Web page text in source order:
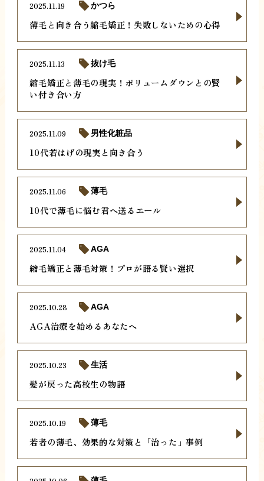
薄毛と向き合う縮毛矯正！失敗しないための心得
2025.11.19 かつら
縮毛矯正と薄毛の現実！ボリュームダウンとの賢
い付き合い方
2025.11.13 抜け毛
10代若はげの現実と向き合う
2025.11.09 男性化粧品
10代で薄毛に悩む君へ送るエール
2025.11.06 薄毛
縮毛矯正と薄毛対策！プロが語る賢い選択
2025.11.04 AGA
AGA治療を始めるあなたへ
2025.10.28 AGA
髪が戻った高校生の物語
2025.10.23 生活
若者の薄毛、効果的な対策と「治った」事例
2025.10.19 薄毛